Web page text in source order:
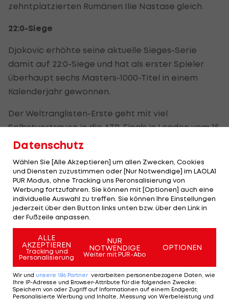
zehntplatzierten Rumänen Ilie Nastase gleich.
22:0-Siege
Djokovic erhöhte seine aktuelle Sieges-Serie
damit auf 22:0-Siege und hat als erster Spieler
überhaupt sechs Masters-1000-Titel in einem
Kalenderjahr gewonnen.
Der Weltranglisten-Erste geht mit viel
Selbstvertrauen in dieATP-Finals in London vom 15.
bis 22. November.
"Stolz und glücklich"
"Ich bin natürlich sehr stolz und sehr glücklich, dass
ich diesen Titel wieder gewonnen habe", freute
sich Djokovic.
"Es ist ein großartiges Turnier und die besten
Spieler der Welt waren hier." Djokovic ist auch der
erste Spieler, der in Paris-Bercy im Osten der
Seine-Stadt schon vier Titel (zuletzt drei in Folge)
gewonnen hat.
Datenschutz
Wählen Sie [Alle Akzeptieren] um allen Zwecken, Cookies
und Diensten zuzustimmen oder [Nur Notwendige] im LAOLA1
PUR Modus, ohne Tracking uns Peronsalisierung von
Werbung fortzufahren. Sie können mit [Optionen] auch eine
individuelle Auswahl zu treffen. Sie können Ihre Einstellungen
jederzeit über den Button links unten bzw. über den Link in
der Fußzeile anpassen.
ALLE
AKZEPTIEREN
Tracking und
Personalisierung
NUR
NOTWENDIGE
Weiter mit PUR-Abo
OPTIONEN
Wir und unsere 186 Partner verarbeiten personenbezogene Daten, wie
Ihre IP-Adresse und Browser-Attribute für die folgenden Zwecke:
Speichern von oder Zugriff auf Informationen auf einem Endgerät;
Personalisierte Werbung und Inhalte, Messung von Werbeleistung und